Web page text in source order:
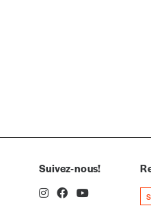
selon vos moyens et vos
Suivez-nous!